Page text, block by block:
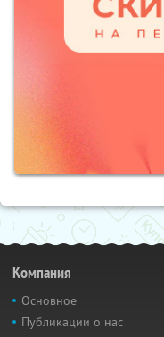
Компания
Основное
Публикации о нас